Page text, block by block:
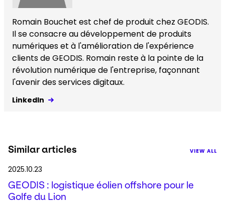
Romain Bouchet est chef de produit chez GEODIS.
Il se consacre au développement de produits
numériques et à l'amélioration de l'expérience
clients de GEODIS. Romain reste à la pointe de la
révolution numérique de l'entreprise, façonnant
l'avenir des services digitaux.
LinkedIn
Similar articles VIEW ALL
2025.10.23
GEODIS : logistique éolien offshore pour le
Golfe du Lion